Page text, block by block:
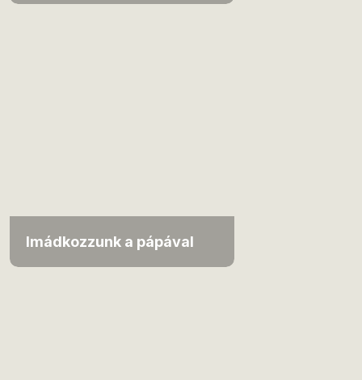
Imádkozzunk a pápával